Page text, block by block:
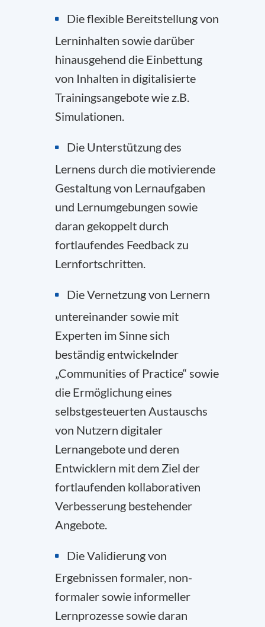
Die flexible Bereitstellung von
Lerninhalten sowie darüber
hinausgehend die Einbettung
von Inhalten in digitalisierte
Trainingsangebote wie z.B.
Simulationen.
Die Unterstützung des
Lernens durch die motivierende
Gestaltung von Lernaufgaben
und Lernumgebungen sowie
daran gekoppelt durch
fortlaufendes Feedback zu
Lernfortschritten.
Die Vernetzung von Lernern
untereinander sowie mit
Experten im Sinne sich
beständig entwickelnder
„Communities of Practice“ sowie
die Ermöglichung eines
selbstgesteuerten Austauschs
von Nutzern digitaler
Lernangebote und deren
Entwicklern mit dem Ziel der
fortlaufenden kollaborativen
Verbesserung bestehender
Angebote.
Die Validierung von
Ergebnissen formaler, non-
formaler sowie informeller
Lernprozesse sowie daran